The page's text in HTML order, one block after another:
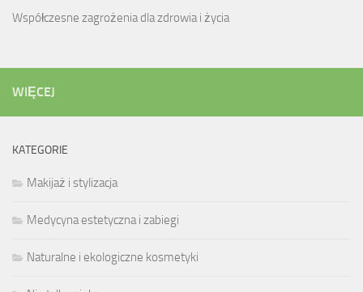
Współczesne zagrożenia dla zdrowia i życia
WIĘCEJ
KATEGORIE
Makijaż i stylizacja
Medycyna estetyczna i zabiegi
Naturalne i ekologiczne kosmetyki